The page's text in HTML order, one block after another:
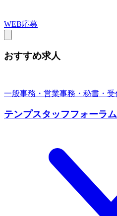
WEB応募
おすすめ求人
一般事務・営業事務・秘書・受
テンプスタッフフォーラ